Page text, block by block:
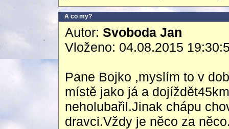
A co my?
Autor: Svoboda Jan
Vloženo: 04.08.2015
Pane Bojko ,myslím to v
místě jako já a
neholubařil.Jinak chápu
dravci.Vždy je něco za